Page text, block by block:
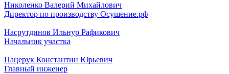
Николенко Валерий Михайлович
Директор по производству Осушение.рф
Насрутдинов Ильнур Рафикович
Начальник участка
Пацерук Константин Юрьевич
Главный инженер